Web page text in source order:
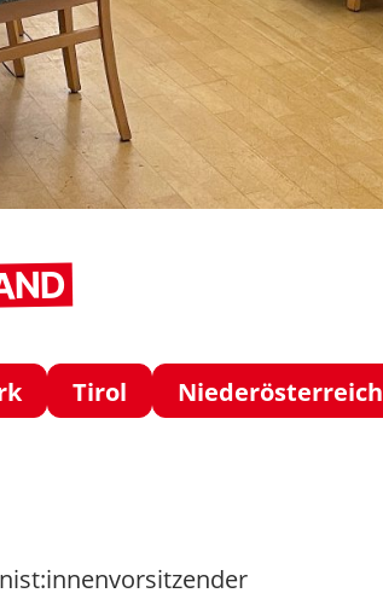
Tirol Niederösterreich